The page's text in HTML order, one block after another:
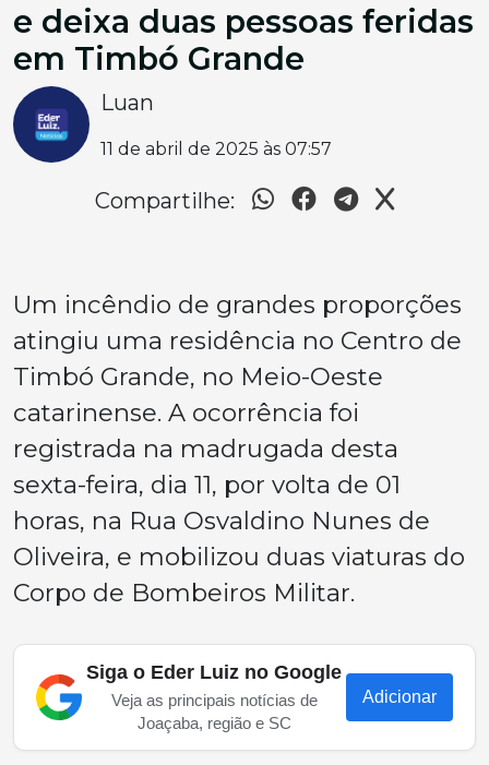
e deixa duas pessoas feridas
em Timbó Grande
Luan
11 de abril de 2025 às 07:57
Compartilhe:
Um incêndio de grandes proporções
atingiu uma residência no Centro de
Timbó Grande, no Meio-Oeste
catarinense. A ocorrência foi
registrada na madrugada desta
sexta-feira, dia 11, por volta de 01
horas, na Rua Osvaldino Nunes de
Oliveira, e mobilizou duas viaturas do
Corpo de Bombeiros Militar.
Siga o Eder Luiz no Google
Veja as principais notícias de
Joaçaba, região e SC
Adicionar